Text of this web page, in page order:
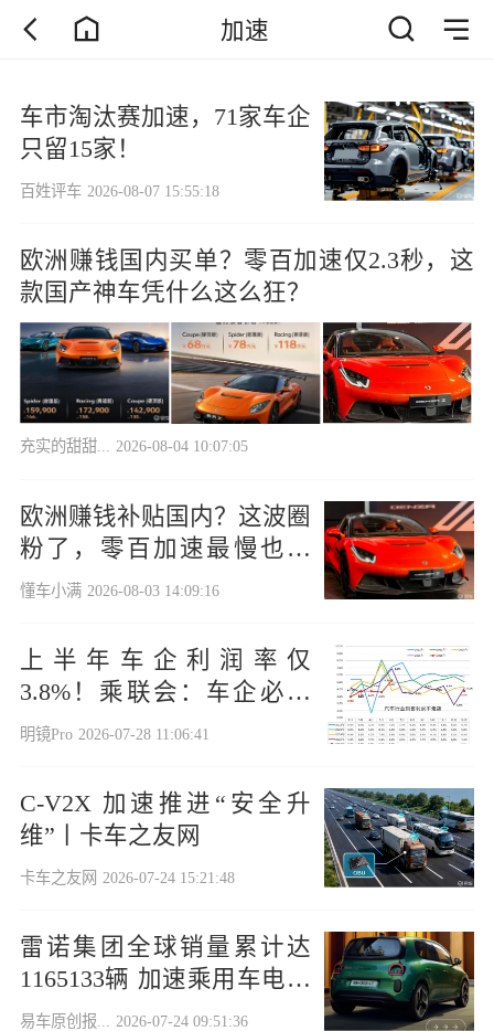
加速
车市淘汰赛加速，71家车企
只留15家！
百姓评车 2026-08-07 15:55:18
欧洲赚钱国内买单？零百加速仅2.3秒，这
款国产神车凭什么这么狂？
充实的甜甜... 2026-08-04 10:07:05
欧洲赚钱补贴国内？这波圈
粉了，零百加速最慢也才
2.3秒！
懂车小满 2026-08-03 14:09:16
上半年车企利润率仅
3.8%！乘联会：车企必加
速自造电池
明镜Pro 2026-07-28 11:06:41
C-V2X 加速推进“安全升
维”丨卡车之友网
卡车之友网 2026-07-24 15:21:48
雷诺集团全球销量累计达
1165133辆 加速乘用车电动
化进程
易车原创报... 2026-07-24 09:51:36